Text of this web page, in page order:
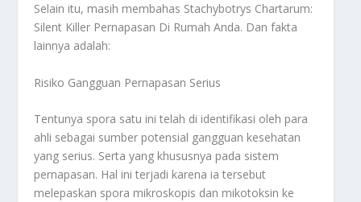
Selain itu, masih membahas Stachybotrys Chartarum:
Silent Killer Pernapasan Di Rumah Anda. Dan fakta
lainnya adalah:
Risiko Gangguan Pernapasan Serius
Tentunya spora satu ini telah di identifikasi oleh para
ahli sebagai sumber potensial gangguan kesehatan
yang serius. Serta yang khususnya pada sistem
pernapasan. Hal ini terjadi karena ia tersebut
melepaskan spora mikroskopis dan mikotoksin ke